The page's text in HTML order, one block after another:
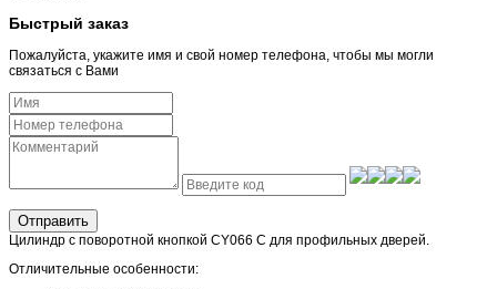
Быстрый заказ
Пожалуйста, укажите имя и свой номер телефона, чтобы мы могли
связаться с Вами
Отправить
Цилиндр с поворотной кнопкой CY066 C для профильных дверей.
Отличительные особенности: